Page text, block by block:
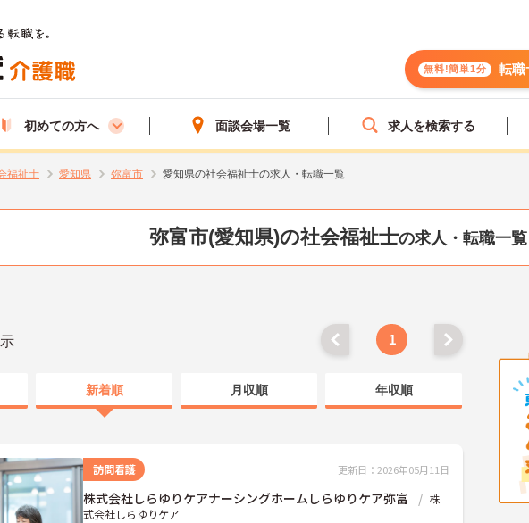
無料!簡単1分 転職
初めての方へ 面談会場一覧 求人を検索する
福祉士 愛知県 弥富市 愛知県の社会福祉士の求人・転職一覧
弥富市(愛知県)の社会福祉士の求人・転職一覧
1
新着順 月収順 年収順
訪問看護 更新日：2026年05月11日
株式会社しらゆりケアナーシングホームしらゆりケア弥富
株
式会社しらゆりケア